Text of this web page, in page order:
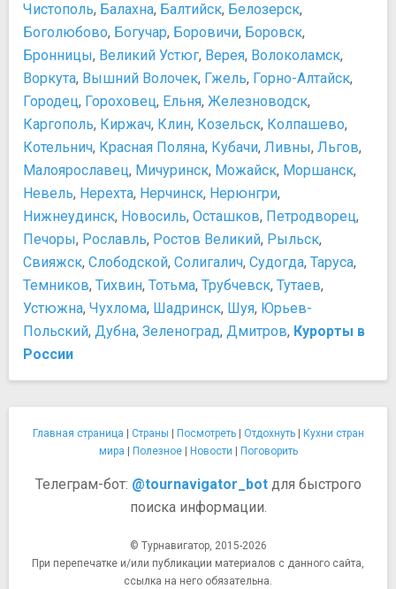
Чистополь, Балахна, Балтийск, Белозерск,
Боголюбово, Богучар, Боровичи, Боровск,
Бронницы, Великий Устюг, Верея, Волоколамск,
Воркута, Вышний Волочек, Гжель, Горно-Алтайск,
Городец, Гороховец, Ельня, Железноводск,
Каргополь, Киржач, Клин, Козельск, Колпашево,
Котельнич, Красная Поляна, Кубачи, Ливны, Льгов,
Малоярославец, Мичуринск, Можайск, Моршанск,
Невель, Нерехта, Нерчинск, Нерюнгри,
Нижнеудинск, Новосиль, Осташков, Петродворец,
Печоры, Рославль, Ростов Великий, Рыльск,
Свияжск, Слободской, Солигалич, Судогда, Таруса,
Темников, Тихвин, Тотьма, Трубчевск, Тутаев,
Устюжна, Чухлома, Шадринск, Шуя, Юрьев-
Польский, Дубна, Зеленоград, Дмитров, Курорты в
России
Главная страница Страны Посмотреть| Отдохнуть|
Кухни стран
мира
Полезное| Новости Поговорить
Телеграм-бот: @tournavigator_botдля быстрого
поиска информации.
© Турнавигатор, 2015-2026
При перепечатке и/или публикации материалов с данного сайта,
ссылка на него обязательна.